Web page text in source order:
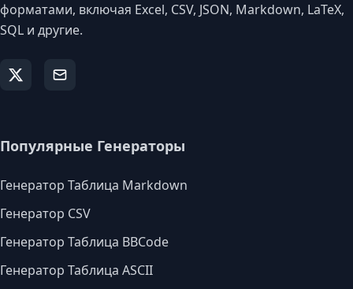
форматами, включая Excel, CSV, JSON, Markdown, LaTeX,
SQL и другие.
Популярные Генераторы
Генератор Таблица Markdown
Генератор CSV
Генератор Таблица BBCode
Генератор Таблица ASCII